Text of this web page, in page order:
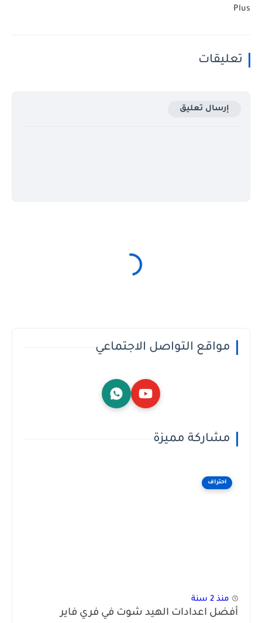
Plus
تعليقات
إرسال تعليق
مواقع التواصل الاجتماعي
مشاركة مميزة
احتراف
منذ 2 سنة
أفضل اعدادات الهيد شوت في فري فاير